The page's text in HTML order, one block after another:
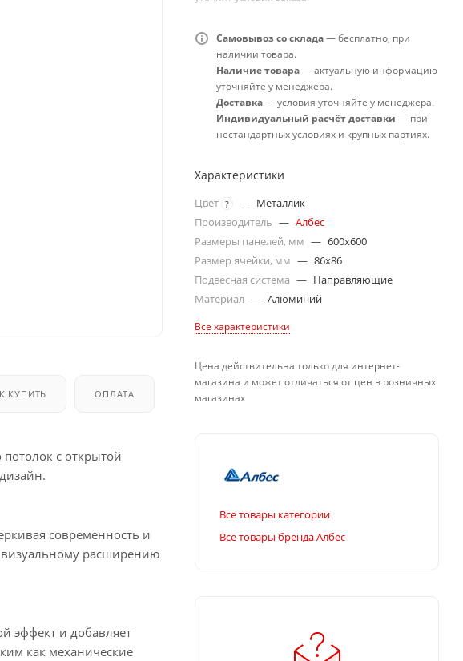
КУПИТЬ ОПЛАТА
с открытой
современность и
визуальному расширению
эффект и добавляет
как механические
Самовывоз со склада— бесплатно, при
наличии товара.
Наличие товара— актуальную информацию
уточняйте у менеджера.
Доставка— условия уточняйте у менеджера.
Индивидуальный расчёт доставки — при
нестандартных условиях и крупных партиях.
Характеристики
Цвет ? — Металлик
Производитель — Албес
Размеры панелей, мм — 600x600
Размер ячейки, мм — 86x86
Подвесная система — Направляющие
Материал — Алюминий
Все характеристики
Цена действительна только для интернет-
магазина и может отличаться от цен в розничных
магазинах
Все товары категории
Все товары бренда Албес